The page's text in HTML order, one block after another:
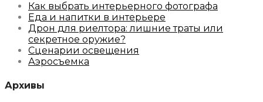
Как выбрать интерьерного фотографа
Еда и напитки в интерьере
Дрон для риелтора: лишние траты или
секретное оружие?
Сценарии освещения
Аэросъемка
Архивы